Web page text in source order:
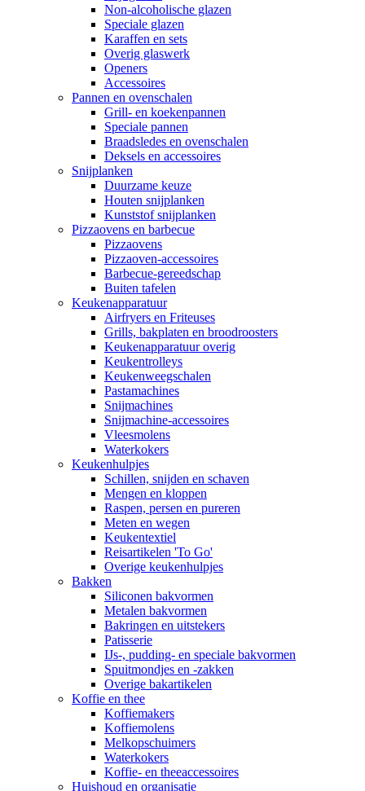
Non-alcoholische glazen
Speciale glazen
Karaffen en sets
Overig glaswerk
Openers
Accessoires
Pannen en ovenschalen
Grill- en koekenpannen
Speciale pannen
Braadsledes en ovenschalen
Deksels en accessoires
Snijplanken
Duurzame keuze
Houten snijplanken
Kunststof snijplanken
Pizzaovens en barbecue
Pizzaovens
Pizzaoven-accessoires
Barbecue-gereedschap
Buiten tafelen
Keukenapparatuur
Airfryers en Friteuses
Grills, bakplaten en broodroosters
Keukenapparatuur overig
Keukentrolleys
Keukenweegschalen
Pastamachines
Snijmachines
Snijmachine-accessoires
Vleesmolens
Waterkokers
Keukenhulpjes
Schillen, snijden en schaven
Mengen en kloppen
Raspen, persen en pureren
Meten en wegen
Keukentextiel
Reisartikelen 'To Go'
Overige keukenhulpjes
Bakken
Siliconen bakvormen
Metalen bakvormen
Bakringen en uitstekers
Patisserie
IJs-, pudding- en speciale bakvormen
Spuitmondjes en -zakken
Overige bakartikelen
Koffie en thee
Koffiemakers
Koffiemolens
Melkopschuimers
Waterkokers
Koffie- en theeaccessoires
Huishoud en organisatie